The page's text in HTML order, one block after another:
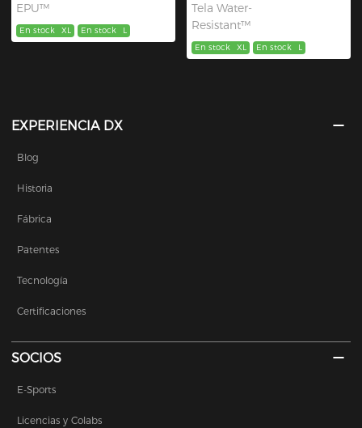
EPU™
En stock XL En stock L
Tela Water-
Resistant™
En stock XL En stock L
EXPERIENCIA DX
Blog
Historia
Fábrica
Patentes
Tecnología
Certificaciones
SOCIOS
E-Sports
Licencias y Colabs